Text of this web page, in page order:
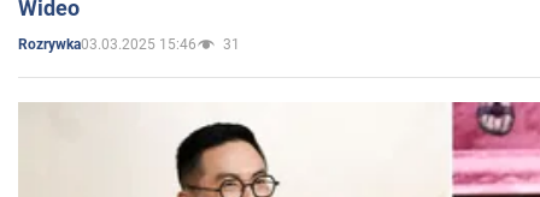
Wideo
Rozrywka03.03.2025 15:46 31